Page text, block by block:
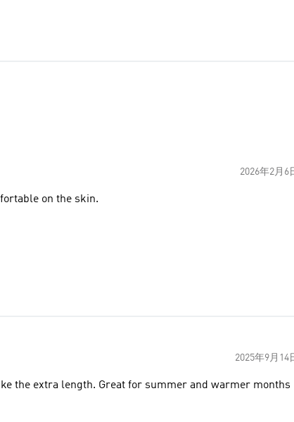
2026年2月6
on the skin.
2025年9月14
the extra length. Great for summer and warmer months